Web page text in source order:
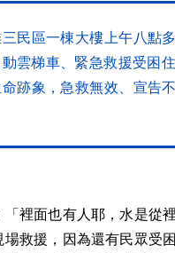
民區一棟大樓上午八點
雲梯車、緊急救援受困
跡象，急救無效、宣告
「裡面也有人耶，水是從
場救援，因為還有民眾受